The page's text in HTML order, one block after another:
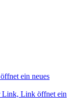
ein neues
Link, Link öffnet ein